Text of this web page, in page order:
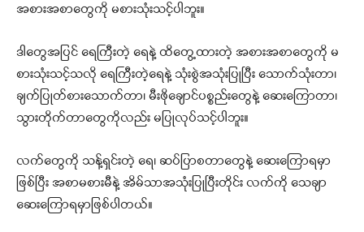
အစားအစာတွေကို မစားသုံးသင့်ပါဘူး။
ဒါတွေအပြင် ရေကြီးတဲ့ ရေနဲ့ ထိတွေ့ထားတဲ့ အစားအစာတွေကို မ
စားသုံးသင့်သလို ရေကြီးတဲ့ရေနဲ့ သုံးစွဲအသုံးပြုပြီး သောက်သုံးတာ၊
ချက်ပြုတ်စားသောက်တာ၊ မီးဖိုချောင်ပစ္စည်းတွေနဲ့ ဆေးကြောတာ၊
သွားတိုက်တာတွေကိုလည်း မပြုလုပ်သင့်ပါဘူး။
လက်တွေကို သန့်ရှင်းတဲ့ ရေ၊ ဆပ်ပြာစတာတွေနဲ့ ဆေးကြောရမှာ
ဖြစ်ပြီး အစာမစားမီနဲ့ အိမ်သာအသုံးပြုပြီးတိုင်း လက်ကို သေချာ
ဆေးကြောရမှာဖြစ်ပါတယ်။